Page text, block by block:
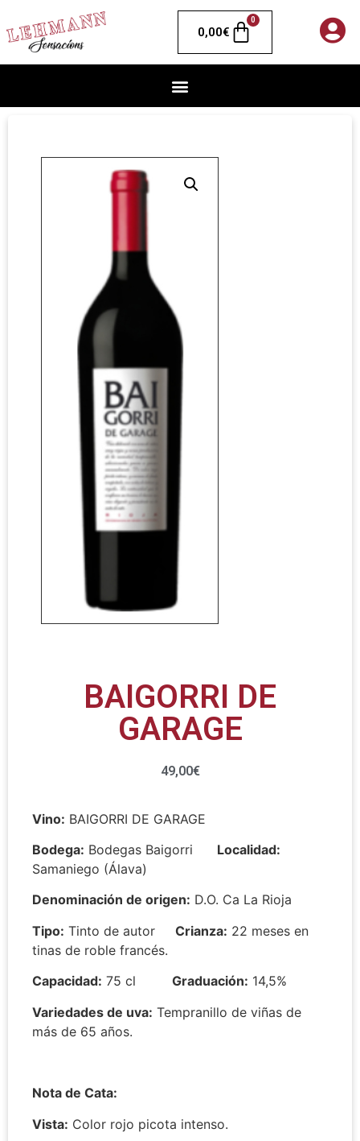
0,00€
0
BAIGORRI DE
GARAGE
49,00€
Vino: BAIGORRI DE GARAGE
Bodega: Bodegas Baigorri Localidad:
Samaniego (Álava)
Denominación de origen: D.O. Ca La Rioja
Tipo: Tinto de autor Crianza: 22 meses en
tinas de roble francés.
Capacidad: 75 cl Graduación: 14,5%
Variedades de uva: Tempranillo de viñas de
más de 65 años.
Nota de Cata:
Vista: Color rojo picota intenso.